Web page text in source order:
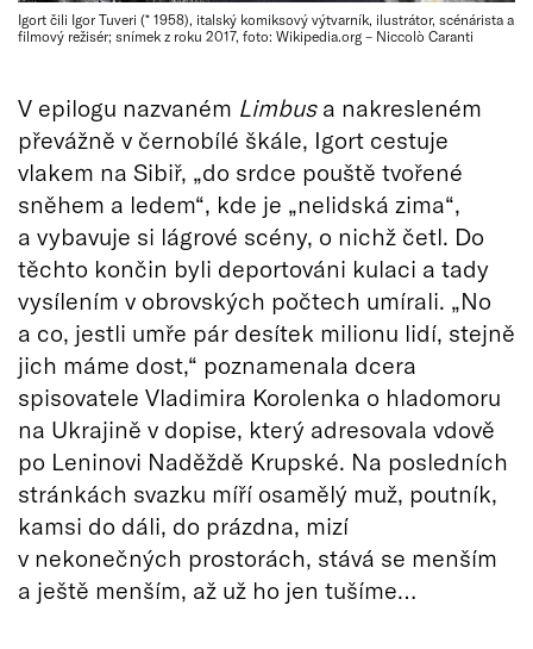
Igort čili Igor Tuveri (* 1958), italský komiksový výtvarník, ilustrátor, scénárista a
filmový režisér; snímek z roku 2017, foto: Wikipedia.org – Niccolò Caranti
V epilogu nazvaném Limbusa nakresleném
převážně v černobílé škále, Igort cestuje
vlakem na Sibiř, „do srdce pouště tvořené
sněhem a ledem“, kde je „nelidská zima“,
a vybavuje si lágrové scény, o nichž četl. Do
těchto končin byli deportováni kulaci a tady
vysílením v obrovských počtech umírali. „No
a co, jestli umře pár desítek milionu lidí, stejně
jich máme dost,“ poznamenala dcera
spisovatele Vladimira Korolenka o hladomoru
na Ukrajině v dopise, který adresovala vdově
po Leninovi Naděždě Krupské. Na posledních
stránkách svazku míří osamělý muž, poutník,
kamsi do dáli, do prázdna, mizí
v nekonečných prostorách, stává se menším
a ještě menším, až už ho jen tušíme…